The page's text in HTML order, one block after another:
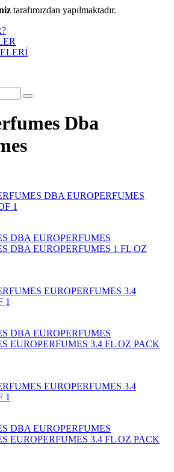
tarafımızdan yapılmaktadır.
Dba
DBA EUROPERFUMES
DBA EUROPERFUMES 1 FL OZ
DBA EUROPERFUMES
EUROPERFUMES 3.4 FL OZ PACK
DBA EUROPERFUMES
EUROPERFUMES 3.4 FL OZ PACK